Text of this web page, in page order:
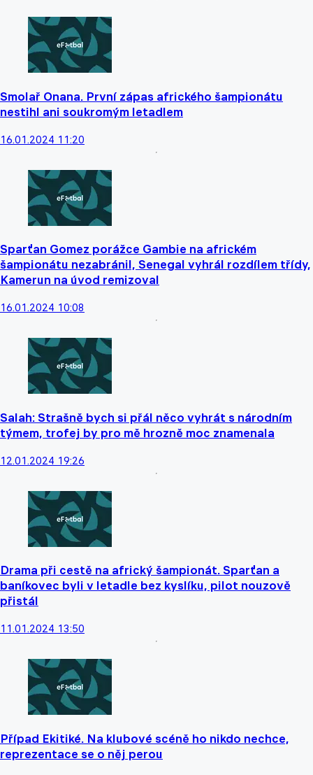
Smolař Onana. První zápas afrického šampionátu
nestihl ani soukromým letadlem
16.01.2024 11:20
Sparťan Gomez porážce Gambie na africkém
šampionátu nezabránil, Senegal vyhrál rozdílem třídy,
Kamerun na úvod remizoval
16.01.2024 10:08
Salah: Strašně bych si přál něco vyhrát s národním
týmem, trofej by pro mě hrozně moc znamenala
12.01.2024 19:26
Drama při cestě na africký šampionát. Sparťan a
baníkovec byli v letadle bez kyslíku, pilot nouzově
přistál
11.01.2024 13:50
Případ Ekitiké. Na klubové scéně ho nikdo nechce,
reprezentace se o něj perou